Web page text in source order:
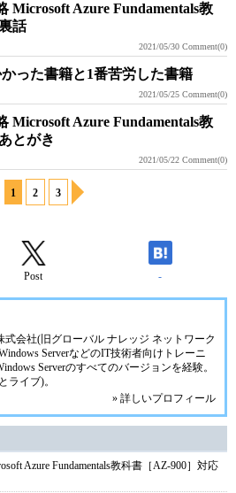
Microsoft Azure Fundamentals教
話
2021/05/30 Comment(0)
かった書籍と1番苦労した書籍
2021/05/25 Comment(0)
Microsoft Azure Fundamentals教
とがき
2021/05/22 Comment(0)
1 2 3
Post -
式会社(旧グローバル ナレッジ ネットワーク
ServerなどのIT技術者向けトレーニ
Serverのすべてのバージョンを経験。
ライブ)。
» 詳しいプロフィール
Azure Fundamentals教科書［AZ-900］対応